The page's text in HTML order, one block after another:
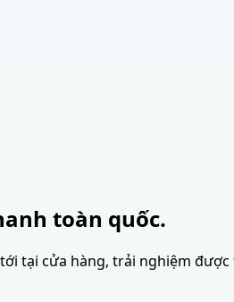
toàn quốc.
tại cửa hàng, trải nghiệm